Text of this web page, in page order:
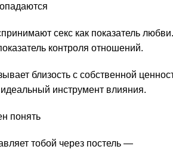
секс как показатель любви.
контроля отношений.
близость с собственной
инструмент влияния.
понять
тобой через постель —